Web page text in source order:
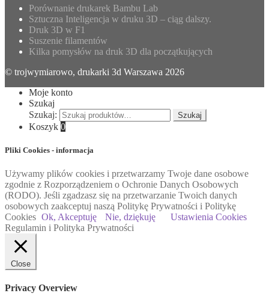
Porównanie drukarek Bambu Lab
Sztuczna Inteligencja w druku 3D – ciąg dalszy.
Druk 3D w F1
Suszenie filamentów
Kilka pomysłów na druk 3D dla początkujących
© trojwymiarowo, drukarki 3d Warszawa 2026
Moje konto
Szukaj
Szukaj:
Szukaj
Koszyk 0
Pliki Cookies - informacja
Używamy plików cookies i przetwarzamy Twoje dane osobowe
zgodnie z Rozporządzeniem o Ochronie Danych Osobowych
(RODO). Jeśli zgadzasz się na przetwarzanie Twoich danych
osobowych zaakceptuj naszą Politykę Prywatności i Politykę
Cookies Ok, Akceptuję Nie, dziękuję
Ustawienia Cookies
Regulamin i Polityka Prywatności
Close
Privacy Overview